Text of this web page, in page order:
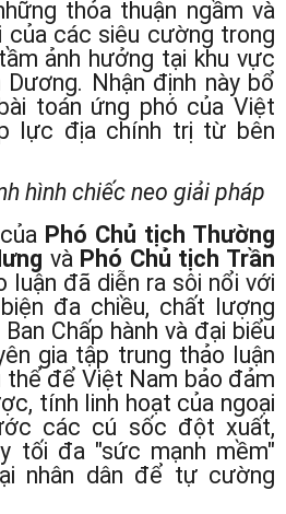
thỏa thuận ngầm và
các siêu cường trong
ảnh hưởng tại khu vực
Nhận định này bổ
toán ứng phó của Việt
lực địa chính trị từ bên
hình chiếc neo giải pháp
Phó Chủ tịch Thường
và Phó Chủ tịch Trần
luận đã diễn ra sôi nổi với
đa chiều, chất lượng
Chấp hành và đại biểu
gia tập trung thảo luận
thể để Việt Nam bảo đảm
tính linh hoạt của ngoại
các cú sốc đột xuất,
tối đa "sức mạnh mềm"
nhân dân để tự cường